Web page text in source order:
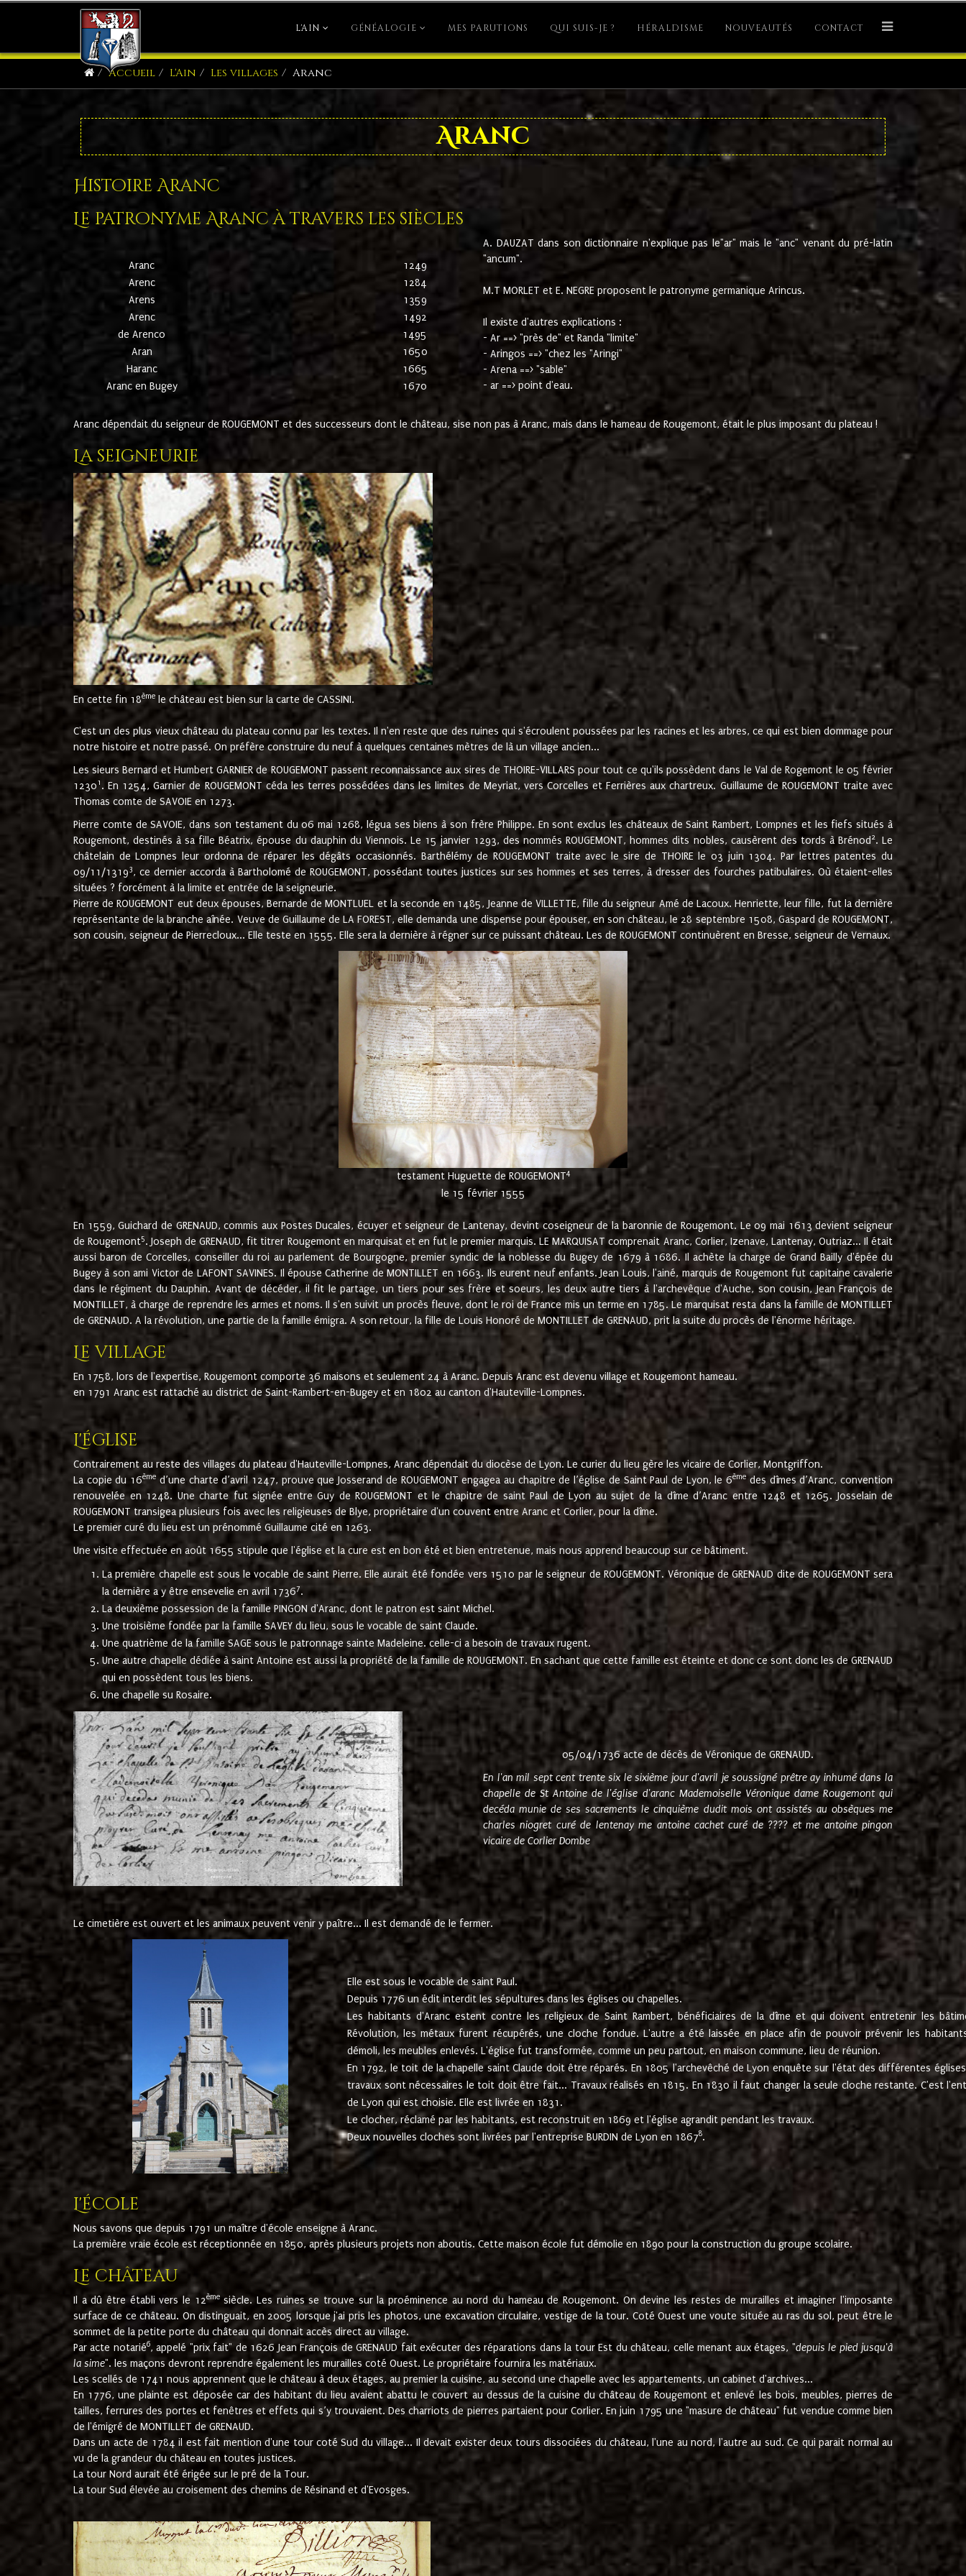
L'AIN GÉNÉALOGIE MES PARUTIONS QUI SUIS-JE ? HÉRALDISME NOUVEAUTÉS CONTACT
Accueil L'Ain Les villages Aranc
Aranc
Histoire Aranc
Le patronyme Aranc à travers les siècles
Aranc
1249
Arenc
1284
Arens
1359
Arenc
1492
de Arenco
1495
Aran
1650
Haranc
1665
Aranc en Bugey
1670
A. DAUZAT dans son dictionnaire n'explique pas le"ar" mais le "anc" venant du pré-latin
"ancum".
M.T MORLET et E. NEGRE proposent le patronyme germanique Arincus.
Il existe d'autres explications :
- Ar ==> "près de" et Randa "limite"
- Aringos ==> "chez les "Aringi"
- Arena ==> "sable"
- ar ==> point d'eau.
Aranc dépendait du seigneur de ROUGEMONT et des successeurs dont le château, sise non pas à Aranc, mais dans le hameau de Rougemont, était le plus imposant du plateau !
La seigneurie
En cette fin 18ème le château est bien sur la carte de CASSINI.
C'est un des plus vieux château du plateau connu par les textes. Il n'en reste que des ruines qui s'écroulent poussées par les racines et les arbres, ce qui est bien dommage pour
notre histoire et notre passé. On préfère construire du neuf à quelques centaines mètres de là un village ancien...
Les sieurs Bernard et Humbert GARNIER de ROUGEMONT passent reconnaissance aux sires de THOIRE-VILLARS pour tout ce qu'ils possèdent dans le Val de Rogemont le 05 février
12301 . En 1254, Garnier de ROUGEMONT céda les terres possédées dans les limites de Meyriat, vers Corcelles et Ferrières aux chartreux. Guillaume de ROUGEMONT traite avec
Thomas comte de SAVOIE en 1273.
Pierre comte de SAVOIE, dans son testament du 06 mai 1268, légua ses biens à son frère Philippe. En sont exclus les châteaux de Saint Rambert, Lompnes et les fiefs situés à
Rougemont, destinés à sa fille Béatrix, épouse du dauphin du Viennois. Le 15 janvier 1293, des nommés ROUGEMONT, hommes dits nobles, causèrent des tords à Brénod 2. Le
châtelain de Lompnes leur ordonna de réparer les dégâts occasionnés. Barthélémy de ROUGEMONT traite avec le sire de THOIRE le 03 juin 1304. Par lettres patentes du
09/11/13193, ce dernier accorda à Bartholomé de ROUGEMONT, possédant toutes justices sur ses hommes et ses terres, à dresser des fourches patibulaires. Où étaient-elles
situées ? forcément à la limite et entrée de la seigneurie.
Pierre de ROUGEMONT eut deux épouses, Bernarde de MONTLUEL et la seconde en 1485, Jeanne de VILLETTE, fille du seigneur Amé de Lacoux. Henriette, leur fille, fut la dernière
représentante de la branche aînée. Veuve de Guillaume de LA FOREST, elle demanda une dispense pour épouser, en son château, le 28 septembre 1508, Gaspard de ROUGEMONT,
son cousin, seigneur de Pierrecloux... Elle teste en 1555. Elle sera la dernière à régner sur ce puissant château. Les de ROUGEMONT continuèrent en Bresse, seigneur de Vernaux.
testament Huguette de ROUGEMONT4
le 15 février 1555
En 1559, Guichard de GRENAUD, commis aux Postes Ducales, écuyer et seigneur de Lantenay, devint coseigneur de la baronnie de Rougemont. Le 09 mai 1613 devient seigneur
de Rougemont5. Joseph de GRENAUD, fit titrer Rougemont en marquisat et en fut le premier marquis. LE MARQUISAT comprenait Aranc, Corlier, Izenave, Lantenay, Outriaz... Il était
aussi baron de Corcelles, conseiller du roi au parlement de Bourgogne, premier syndic de la noblesse du Bugey de 1679 à 1686. Il achète la charge de Grand Bailly d'épée du
Bugey à son ami Victor de LAFONT SAVINES. Il épouse Catherine de MONTILLET en 1663. Ils eurent neuf enfants. Jean Louis, l'ainé, marquis de Rougemont fut capitaine cavalerie
dans le régiment du Dauphin. Avant de décéder, il fit le partage, un tiers pour ses frère et soeurs, les deux autre tiers à l'archevêque d'Auche, son cousin, Jean François de
MONTILLET, à charge de reprendre les armes et noms. Il s'en suivit un procès fleuve, dont le roi de France mis un terme en 1785. Le marquisat resta dans la famille de MONTILLET
de GRENAUD. A la révolution, une partie de la famille émigra. A son retour, la fille de Louis Honoré de MONTILLET de GRENAUD, prit la suite du procès de l'énorme héritage.
Le village
En 1758, lors de l'expertise, Rougemont comporte 36 maisons et seulement 24 à Aranc. Depuis Aranc est devenu village et Rougemont hameau.
en 1791 Aranc est rattaché au district de Saint-Rambert-en-Bugey et en 1802 au canton d'Hauteville-Lompnes.
L'église
Contrairement au reste des villages du plateau d'Hauteville-Lompnes, Aranc dépendait du diocèse de Lyon. Le curier du lieu gère les vicaire de Corlier, Montgriffon.
La copie du 16ème d’une charte d’avril 1247, prouve que Josserand de ROUGEMONT engagea au chapitre de l’église de Saint Paul de Lyon, le 6ème des dîmes d’Aranc, convention
renouvelée en 1248. Une charte fut signée entre Guy de ROUGEMONT et le chapitre de saint Paul de Lyon au sujet de la dîme d’Aranc entre 1248 et 1265. Josselain de
ROUGEMONT transigea plusieurs fois avec les religieuses de Blye, propriétaire d'un couvent entre Aranc et Corlier, pour la dîme.
Le premier curé du lieu est un prénommé Guillaume cité en 1263.
Une visite effectuée en août 1655 stipule que l'église et la cure est en bon été et bien entretenue, mais nous apprend beaucoup sur ce bâtiment.
La première chapelle est sous le vocable de saint Pierre. Elle aurait été fondée vers 1510 par le seigneur de ROUGEMONT. Véronique de GRENAUD dite de ROUGEMONT sera
la dernière a y être ensevelie en avril 17367.
La deuxième possession de la famille PINGON d'Aranc, dont le patron est saint Michel.
Une troisième fondée par la famille SAVEY du lieu, sous le vocable de saint Claude.
Une quatrième de la famille SAGE sous le patronnage sainte Madeleine. celle-ci a besoin de travaux rugent.
Une autre chapelle dédiée à saint Antoine est aussi la propriété de la famille de ROUGEMONT. En sachant que cette famille est éteinte et donc ce sont donc les de GRENAUD
qui en possèdent tous les biens.
Une chapelle su Rosaire.
05/04/1736 acte de décès de Véronique de GRENAUD.
En l'an mil sept cent trente six le sixième jour d'avril je soussigné prêtre ay inhumé dans la
chapelle de St Antoine de l'église d'aranc Mademoiselle Véronique dame Rougemont qui
decéda munie de ses sacrements le cinquième dudit mois ont assistés au obsèques me
charles niogret curé de lentenay me antoine cachet curé de ???? et me antoine pingon
vicaire de Corlier Dombe
Le cimetière est ouvert et les animaux peuvent venir y paître... Il est demandé de le fermer.
Elle est sous le vocable de saint Paul.
Depuis 1776 un édit interdit les sépultures dans les églises ou chapelles.
Les habitants d'Aranc estent contre les religieux de Saint Rambert, bénéficiaires de la dîme et qui doivent entretenir les
Révolution, les métaux furent récupérés, une cloche fondue. L'autre a été laissée en place afin de pouvoir prévenir les
démoli, les meubles enlevés. L'église fut transformée, comme un peu partout, en maison commune, lieu de réunion.
En 1792, le toit de la chapelle saint Claude doit être réparés. En 1805 l'archevêché de Lyon enquête sur l'état des différentes
travaux sont nécessaires le toit doit être fait... Travaux réalisés en 1815. En 1830 il faut changer la seule cloche restante. C'est
de Lyon qui est choisie. Elle est livrée en 1831.
Le clocher, réclamé par les habitants, est reconstruit en 1869 et l'église agrandit pendant les travaux.
Deux nouvelles cloches sont livrées par l'entreprise BURDIN de Lyon en 18678.
L'école
Nous savons que depuis 1791 un maître d'école enseigne à Aranc.
La première vraie école est réceptionnée en 1850, après plusieurs projets non aboutis. Cette maison école fut démolie en 1890 pour la construction du groupe scolaire.
Le château
Il a dû être établi vers le 12èmesiècle. Les ruines se trouve sur la proéminence au nord du hameau de Rougemont. On devine les restes de murailles et imaginer l'imposante
surface de ce château. On distinguait, en 2005 lorsque j'ai pris les photos, une excavation circulaire, vestige de la tour. Coté Ouest une voute située au ras du sol, peut être le
sommet de la petite porte du château qui donnait accès direct au village.
Par acte notarié6, appelé "prix fait" de 1626 Jean François de GRENAUD fait exécuter des réparations dans la tour Est du château, celle menant aux étages, "depuis le pied jusqu'à
la sime". les maçons devront reprendre également les murailles coté Ouest. Le propriétaire fournira les matériaux.
Les scellés de 1741 nous apprennent que le château à deux étages, au premier la cuisine, au second une chapelle avec les appartements, un cabinet d'archives...
En 1776, une plainte est déposée car des habitant du lieu avaient abattu le couvert au dessus de la cuisine du château de Rougemont et enlevé les bois, meubles, pierres de
tailles, ferrures des portes et fenêtres et effets qui s’y trouvaient. Des charriots de pierres partaient pour Corlier. En juin 1795 une "masure de château" fut vendue comme bien
de l'émigré de MONTILLET de GRENAUD.
Dans un acte de 1784 il est fait mention d'une tour coté Sud du village... Il devait exister deux tours dissociées du château, l'une au nord, l'autre au sud. Ce qui parait normal au
vu de la grandeur du château en toutes justices.
La tour Nord aurait été érigée sur le pré de la Tour.
La tour Sud élevée au croisement des chemins de Résinand et d'Evosges.